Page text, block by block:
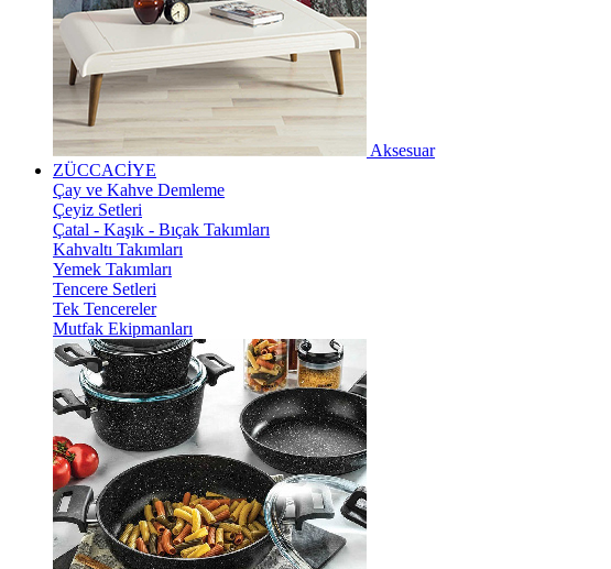
Aksesuar
ZÜCCACİYE
Çay ve Kahve Demleme
Çeyiz Setleri
Çatal - Kaşık - Bıçak Takımları
Kahvaltı Takımları
Yemek Takımları
Tencere Setleri
Tek Tencereler
Mutfak Ekipmanları